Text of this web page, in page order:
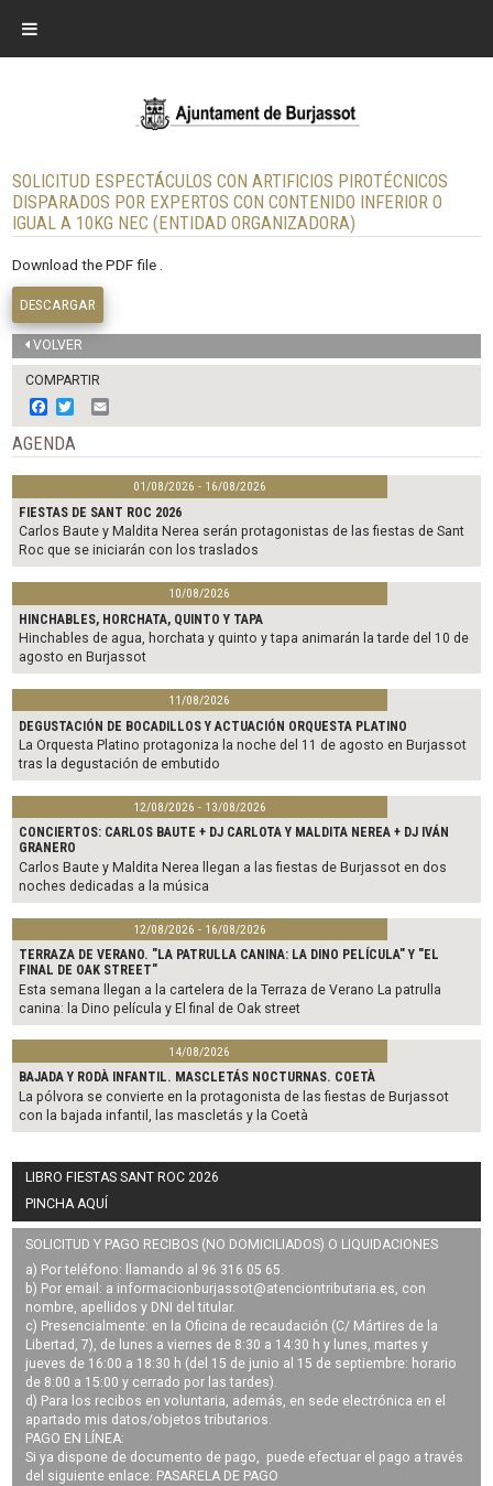
SOLICITUD ESPECTÁCULOS CON ARTIFICIOS PIROTÉCNICOS
DISPARADOS POR EXPERTOS CON CONTENIDO INFERIOR O
IGUAL A 10KG NEC (ENTIDAD ORGANIZADORA)
Download the PDF file .
DESCARGAR
VOLVER
COMPARTIR
F
a
c
e
b
o
o
k
w
i
t
t
e
r
m
i
l
AGENDA
01/08/2026 - 16/08/2026
FIESTAS DE SANT ROC 2026
Carlos Baute y Maldita Nerea serán protagonistas de las fiestas de Sant
Roc que se iniciarán con los traslados
10/08/2026
HINCHABLES, HORCHATA, QUINTO Y TAPA
Hinchables de agua, horchata y quinto y tapa animarán la tarde del 10 de
agosto en Burjassot
11/08/2026
DEGUSTACIÓN DE BOCADILLOS Y ACTUACIÓN ORQUESTA PLATINO
La Orquesta Platino protagoniza la noche del 11 de agosto en Burjassot
tras la degustación de embutido
12/08/2026 - 13/08/2026
CONCIERTOS: CARLOS BAUTE + DJ CARLOTA Y MALDITA NEREA + DJ IVÁN
GRANERO
Carlos Baute y Maldita Nerea llegan a las fiestas de Burjassot en dos
noches dedicadas a la música
12/08/2026 - 16/08/2026
TERRAZA DE VERANO. "LA PATRULLA CANINA: LA DINO PELÍCULA" Y "EL
FINAL DE OAK STREET"
Esta semana llegan a la cartelera de la Terraza de Verano La patrulla
canina: la Dino película y El final de Oak street
14/08/2026
BAJADA Y RODÀ INFANTIL. MASCLETÁS NOCTURNAS. COETÀ
La pólvora se convierte en la protagonista de las fiestas de Burjassot
con la bajada infantil, las mascletás y la Coetà
LIBRO FIESTAS SANT ROC 2026
PINCHA AQUÍ
SOLICITUD Y PAGO RECIBOS (NO DOMICILIADOS) O LIQUIDACIONES
a) Por teléfono: llamando al 96 316 05 65.
b) Por email: a informacionburjassot@atenciontributaria.es, con
nombre, apellidos y DNI del titular.
c) Presencialmente: en la Oficina de recaudación (C/ Mártires de la
Libertad, 7), de lunes a viernes de 8:30 a 14:30 h y lunes, martes y
jueves de 16:00 a 18:30 h (del 15 de junio al 15 de septiembre: horario
de 8:00 a 15:00 y cerrado por las tardes).
d) Para los recibos en voluntaria, además, en sede electrónica en el
apartado mis datos/objetos tributarios.
PAGO EN LÍNEA:
Si ya dispone de documento de pago, puede efectuar el pago a través
del siguiente enlace: PASARELA DE PAGO